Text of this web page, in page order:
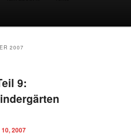
2007
9:
2007